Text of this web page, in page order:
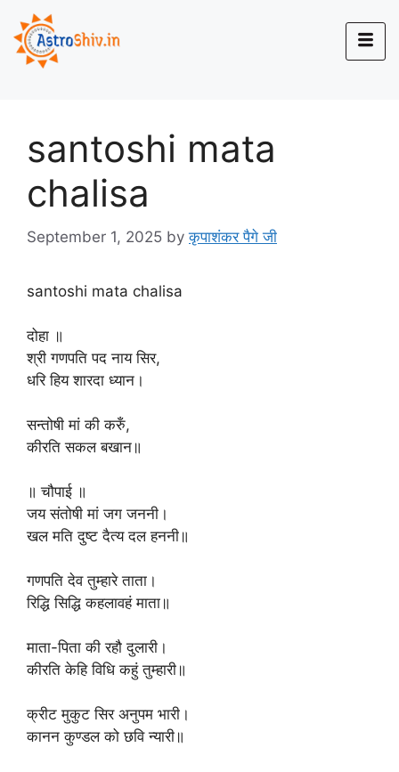
santoshi mata
chalisa
September 1, 2025 byकृपाशंकर पैगे जी
santoshi mata chalisa
दोहा ॥
‎श्री गणपति पद नाय सिर,
‎धरि हिय शारदा ध्यान।
‎सन्तोषी मां की करुँ,
‎कीरति सकल बखान॥
‎॥ चौपाई ॥
‎जय संतोषी मां जग जननी।
‎खल मति दुष्ट दैत्य दल हननी॥
‎गणपति देव तुम्हारे ताता।
‎रिद्धि सिद्धि कहलावहं माता॥
‎माता-पिता की रहौ दुलारी।
‎कीरति केहि विधि कहुं तुम्हारी॥
‎क्रीट मुकुट सिर अनुपम भारी।
‎कानन कुण्डल को छवि न्यारी॥